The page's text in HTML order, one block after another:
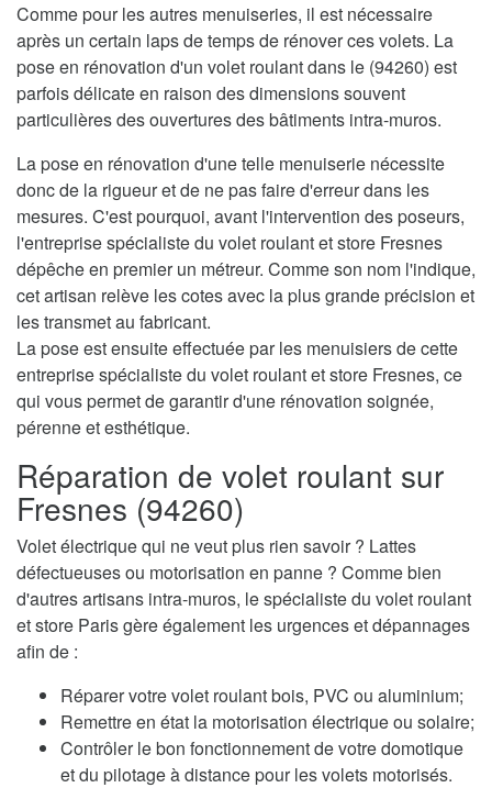
Comme pour les autres menuiseries, il est nécessaire
après un certain laps de temps de rénover ces volets. La
pose en rénovation d'un volet roulant dans le (94260) est
parfois délicate en raison des dimensions souvent
particulières des ouvertures des bâtiments intra-muros.
La pose en rénovation d'une telle menuiserie nécessite
donc de la rigueur et de ne pas faire d'erreur dans les
mesures. C'est pourquoi, avant l'intervention des poseurs,
l'entreprise spécialiste du volet roulant et store Fresnes
dépêche en premier un métreur. Comme son nom l'indique,
cet artisan relève les cotes avec la plus grande précision et
les transmet au fabricant.
La pose est ensuite effectuée par les menuisiers de cette
entreprise spécialiste du volet roulant et store Fresnes, ce
qui vous permet de garantir d'une rénovation soignée,
pérenne et esthétique.
Réparation de volet roulant sur
Fresnes (94260)
Volet électrique qui ne veut plus rien savoir ? Lattes
défectueuses ou motorisation en panne ? Comme bien
d'autres artisans intra-muros, le spécialiste du volet roulant
et store Paris gère également les urgences et dépannages
afin de :
Réparer votre volet roulant bois, PVC ou aluminium;
Remettre en état la motorisation électrique ou solaire;
Contrôler le bon fonctionnement de votre domotique
et du pilotage à distance pour les volets motorisés.